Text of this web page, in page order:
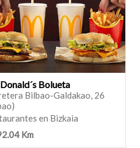
Bolueta
Bilbao-Galdakao, 26
en Bizkaia
Km